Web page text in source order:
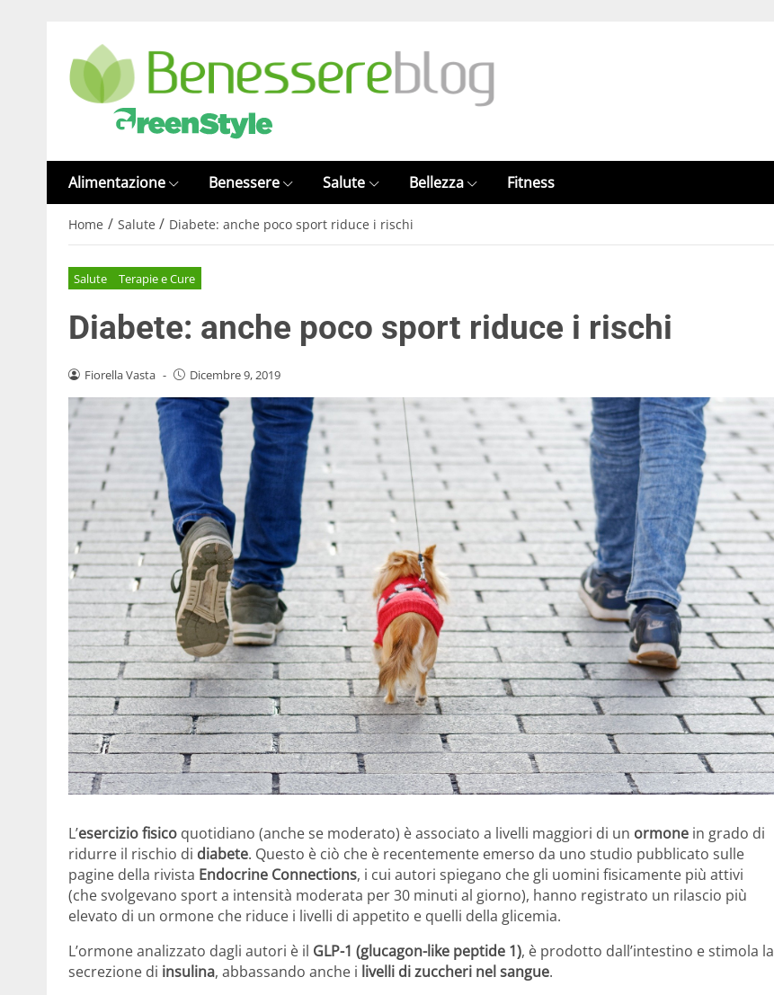
Alimentazione Benessere Salute Bellezza Fitness
Home / Salute / Diabete: anche poco sport riduce i rischi
Salute Terapie e Cure
Diabete: anche poco sport riduce i rischi
Fiorella Vasta - Dicembre 9, 2019
L’esercizio fisico quotidiano (anche se moderato) è associato a livelli maggiori di un ormone in grado di
ridurre il rischio di diabete. Questo è ciò che è recentemente emerso da uno studio pubblicato sulle
pagine della rivista Endocrine Connections, i cui autori spiegano che gli uomini fisicamente più attivi
(che svolgevano sport a intensità moderata per 30 minuti al giorno), hanno registrato un rilascio più
elevato di un ormone che riduce i livelli di appetito e quelli della glicemia.
L’ormone analizzato dagli autori è il GLP-1 (glucagon-like peptide 1), è prodotto dall’intestino e stimola la
secrezione di insulina, abbassando anche i livelli di zuccheri nel sangue.